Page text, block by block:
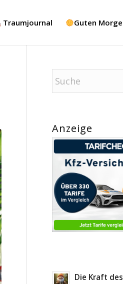
Traumjournal Guten
Anzeige
Die Kraft